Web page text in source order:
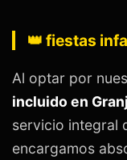
👑 fiestas
Al optar por
incluido en
servicio integral
encargamos